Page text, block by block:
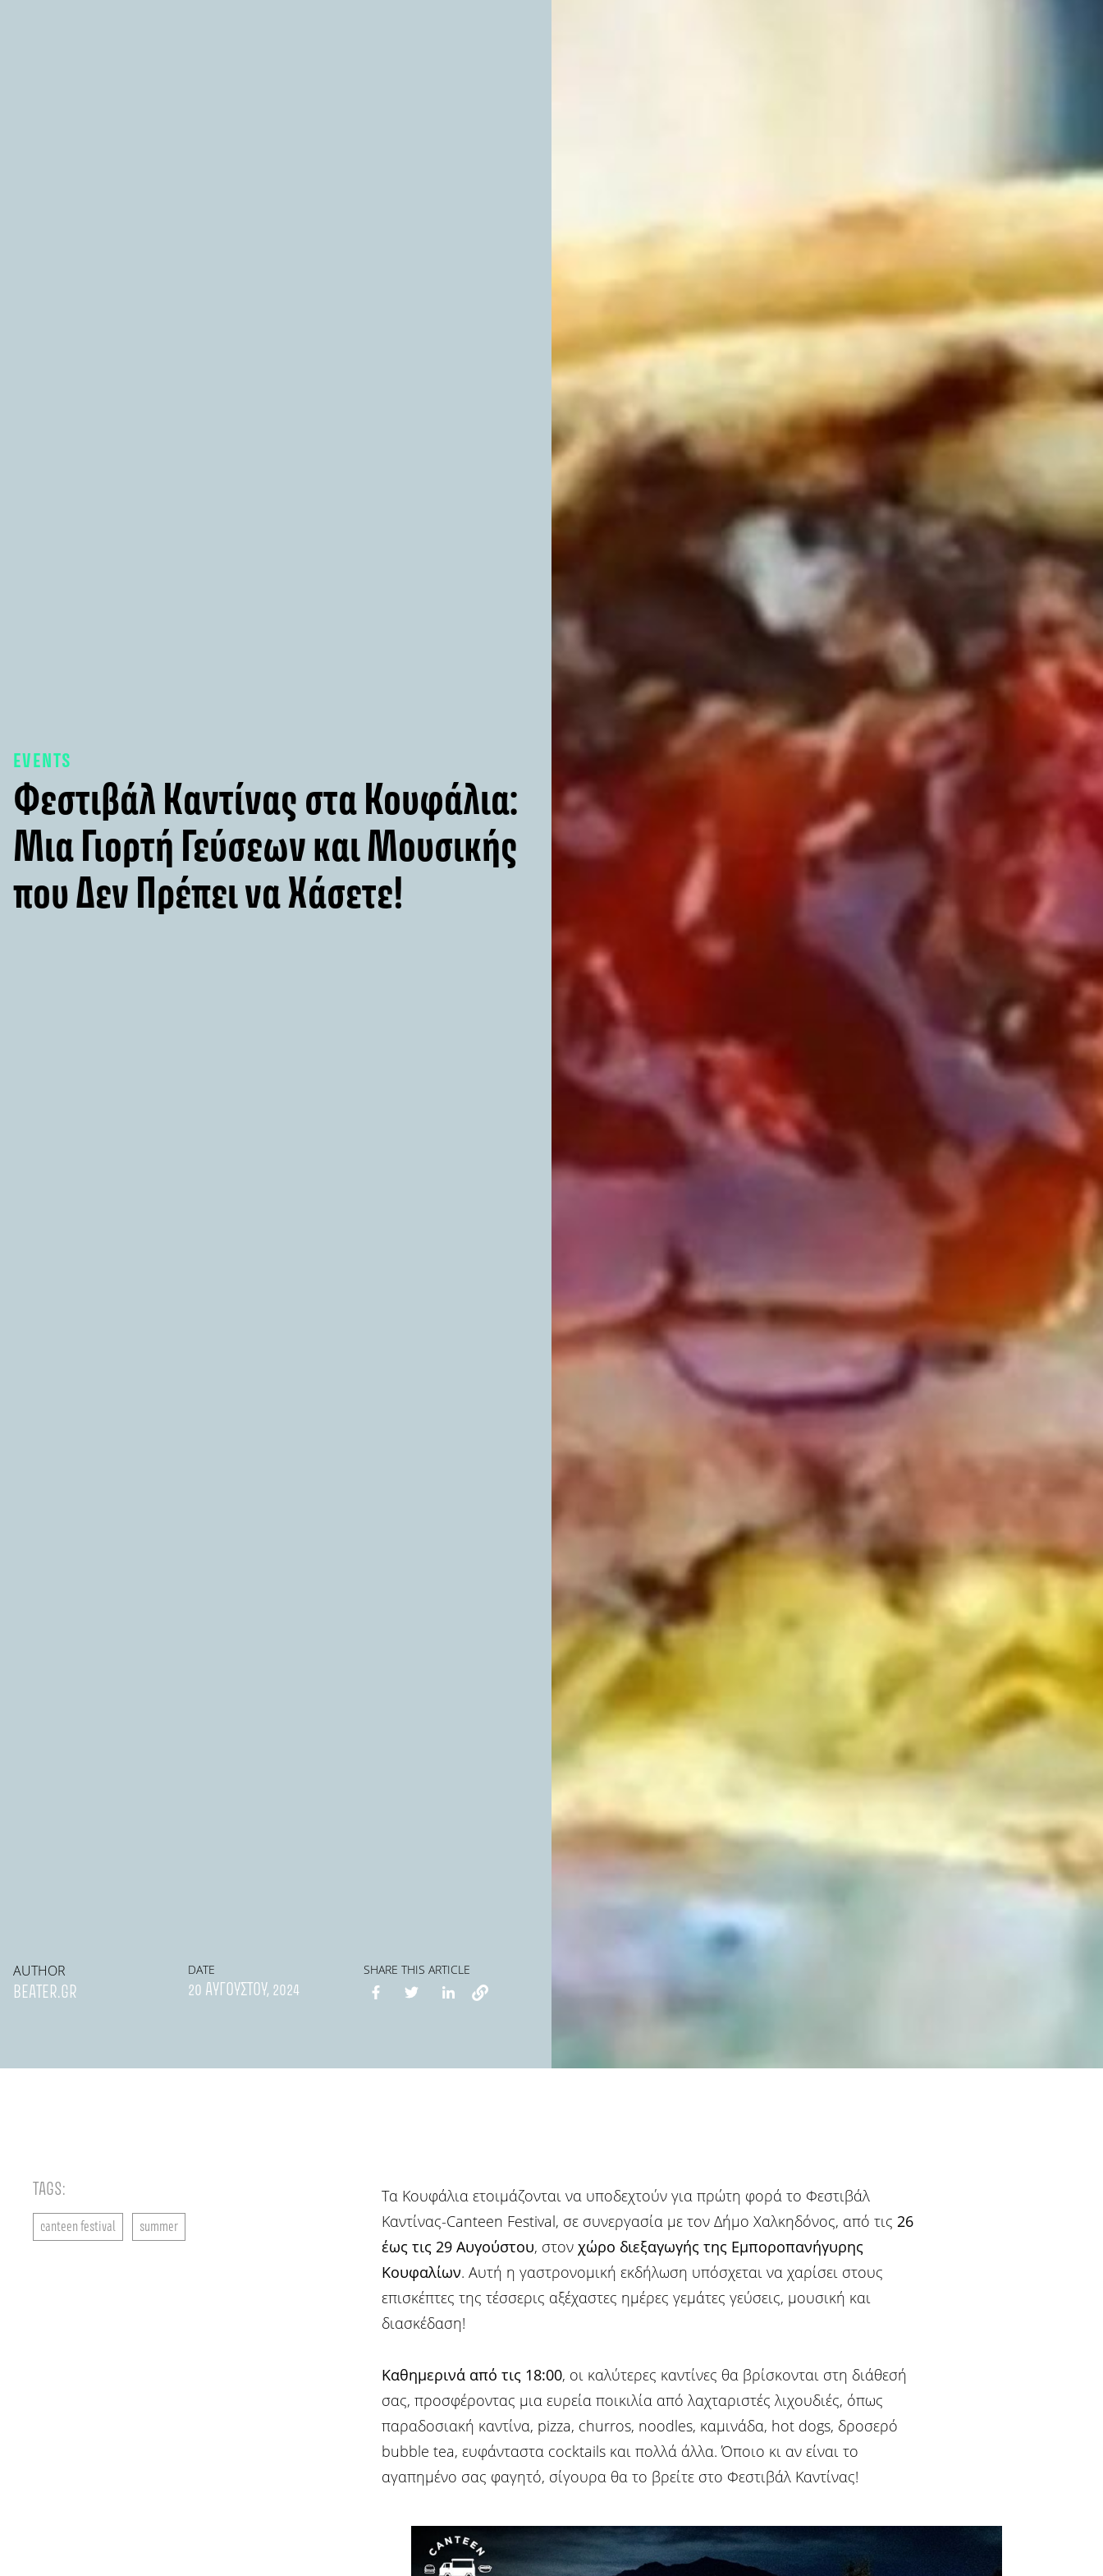
EVENTS
Φεστιβάλ Καντίνας στα Κουφάλια:
Μια Γιορτή Γεύσεων και Μουσικής
που Δεν Πρέπει να Χάσετε!
AUTHOR
BEATER.GR
DATE
20 ΑΥΓΟΎΣΤΟΥ, 2024
SHARE THIS ARTICLE
TAGS:
canteen festival summer
Τα Κουφάλια ετοιμάζονται να υποδεχτούν για πρώτη φορά το Φεστιβάλ
Καντίνας-Canteen Festival, σε συνεργασία με τον Δήμο Χαλκηδόνος, από τις26
έως τις 29 Αυγούστου, στονχώρο διεξαγωγής της Εμποροπανήγυρης
Κουφαλίων. Αυτή η γαστρονομική εκδήλωση υπόσχεται να χαρίσει στους
επισκέπτες της τέσσερις αξέχαστες ημέρες γεμάτες γεύσεις, μουσική και
διασκέδαση!
Καθημερινά από τις 18:00, οι καλύτερες καντίνες θα βρίσκονται στη διάθεσή
σας, προσφέροντας μια ευρεία ποικιλία από λαχταριστές λιχουδιές, όπως
παραδοσιακή καντίνα, pizza, churros, noodles, καμινάδα, hot dogs, δροσερό
bubble tea, ευφάνταστα cocktails και πολλά άλλα. Όποιο κι αν είναι το
αγαπημένο σας φαγητό, σίγουρα θα το βρείτε στο Φεστιβάλ Καντίνας!